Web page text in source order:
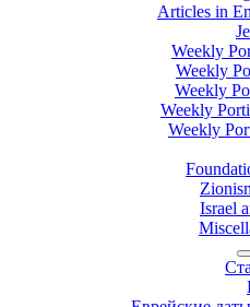
Articles in
Weekly
Weekly
Weekly
Weekly
Weekly
Israel